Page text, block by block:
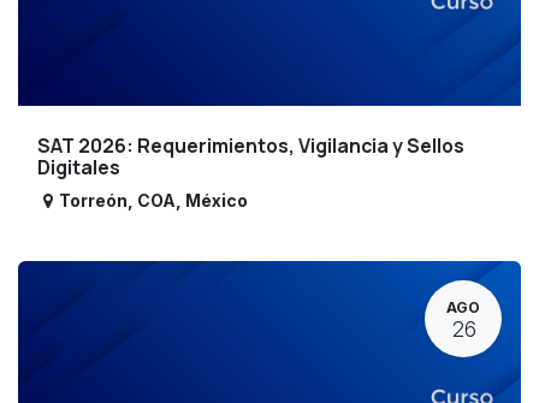
SAT 2026: Requerimientos, Vigilancia y Sellos
Digitales
Torreón COA México
AGO
26